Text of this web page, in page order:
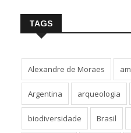
TAGS
Alexandre de Moraes
Argentina arqueologia
biodiversidade Brasil